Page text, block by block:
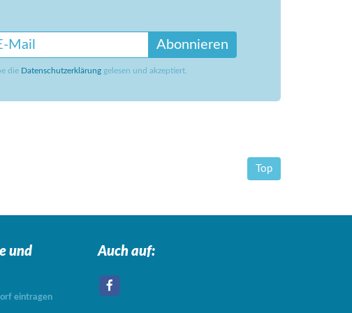
Abonnieren
die Datenschutzerklärunggelesen und akzeptiert.
Top
und
eintragen
Auch auf: